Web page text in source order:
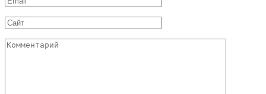
*
Сайт
Комментарий